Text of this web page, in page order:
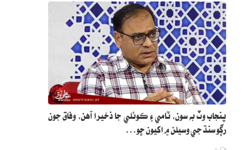
پنجاب وٽ به سون، ٽامي ۽ ڪوئلي جا ذخيرا آهن، وفاق جون
رڳو سنڌ جي وسيلن ۾ اکيون ڇو…